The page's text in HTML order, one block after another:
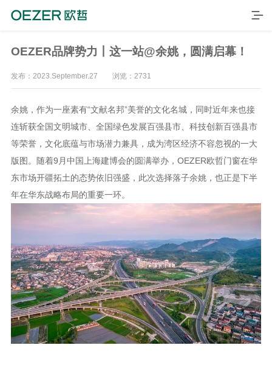
首页
案例
资讯
图文
视频
OEZER品牌势力丨这一站@余姚，圆满启幕！
发布：2023.September.27 浏览：2731
余姚，作为一座素有“文献名邦”美誉的文化名城，同时近年来也接
连斩获全国文明城市、全国绿色发展百强县市、科技创新百强县市
等荣誉，文化底蕴与市场潜力兼具，成为湾区经济不容忽视的一大
版图。随着9月中国上海建博会的圆满举办，OEZER欧哲门窗在华
东市场开疆拓土的态势依旧强盛，此次选择落子余姚，也正是下半
年在华东战略布局的重要一环。